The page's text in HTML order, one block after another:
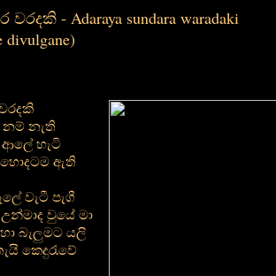
- Adaraya sundara waradaki
divulgane)
නම් නැති
හැටි
ඇති
වැටී පැගී
වුයේ මා
බැලුමට යලි
කෙදු‍රැවේ